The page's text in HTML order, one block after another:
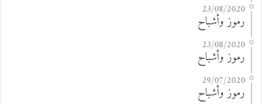
23/08/2020
رموز وأشباح
23/08/2020
رموز وأشباح
29/07/2020
رموز وأشباح